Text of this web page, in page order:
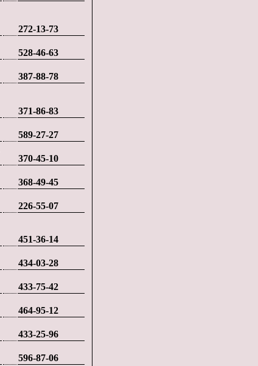
272-13-73
528-46-63
387-88-78
371-86-83
589-27-27
370-45-10
368-49-45
226-55-07
451-36-14
434-03-28
433-75-42
464-95-12
433-25-96
596-87-06